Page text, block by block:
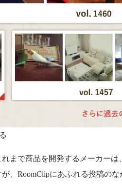
まで商品を開発するメーカー
、RoomClipにあふれる投稿の